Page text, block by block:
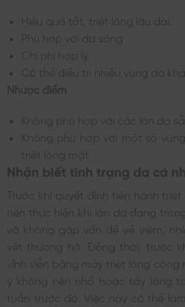
Hiệu quả tốt, triệt lông lâu dài.
Phù hợp với da sáng
Chi phí hợp lý.
Có thể điều trị nhiều vùng da
Nhược điểm
Không phù hợp với các làn da
Không phù hợp với một số
triệt lông mặt
Nhận biết tình trạng da cá
Trước khi quyết định tiến hành
nên thực hiện khi làn da đang
và không gặp vấn đề về viêm,
vết thương hở. Đồng thời, trước
vĩnh viễn bằng máy triệt lông công
ý không nên nhổ hoặc tẩy lông
tuần trước đó. Việc này có thể